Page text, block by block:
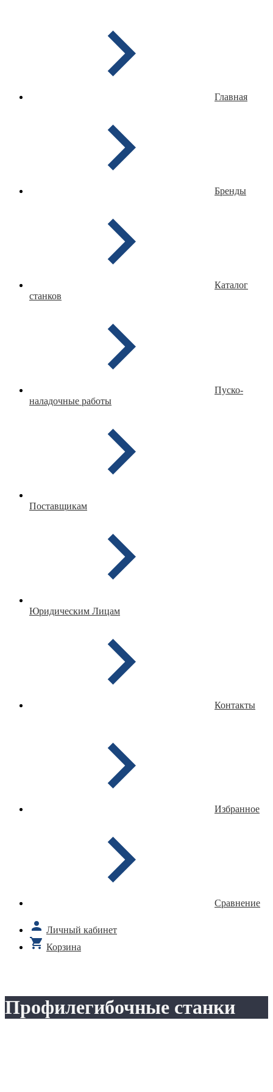
Главная
Бренды
Каталог
станков
Пуско-
наладочные работы
Поставщикам
Юридическим Лицам
Контакты
Избранное
Сравнение
Личный кабинет
Корзина
Профилегибочные станки